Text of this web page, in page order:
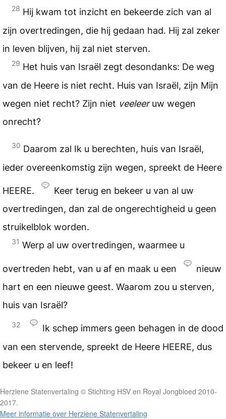
28 Hij kwam tot inzicht en bekeerde zich van al
zijn overtredingen, die hij gedaan had. Hij zal zeker
in leven blijven, hij zal niet sterven.
29 Het huis van Israël zegt desondanks: De weg
van de Heere is niet recht. Huis van Israël, zijn Mijn
wegen niet recht? Zijn niet veeleeruw wegen
onrecht?
30 Daarom zal Ik u berechten, huis van Israël,
ieder overeenkomstig zijn wegen, spreekt de Heere
HEERE.
Keer terug en bekeer u van al uw
overtredingen, dan zal de ongerechtigheid u geen
struikelblok worden.
31 Werp al uw overtredingen, waarmee u
overtreden hebt, van u af en maak u een
nieuw
hart en een nieuwe geest. Waarom zou u sterven,
huis van Israël?
32
Ik schep immers geen behagen in de dood
van een stervende, spreekt de Heere HEERE, dus
bekeer u en leef!
Herziene Statenvertaling © Stichting HSV en Royal Jongbloed 2010-
2017.
Meer informatie over Herziene Statenvertaling